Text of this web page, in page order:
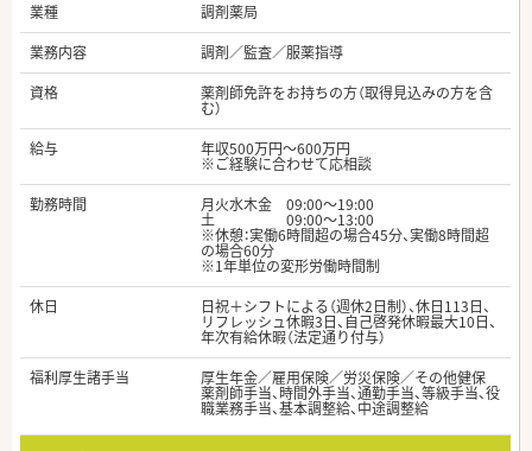
業種
調剤薬局
業務内容
調剤／監査／服薬指導
資格
薬剤師免許をお持ちの方（取得見込みの方を含
む）
給与
年収500万円～600万円
※ご経験に合わせて応相談
勤務時間
月火水木金 09:00～19:00
土 09:00～13:00
※休憩：実働6時間超の場合45分、実働8時間超
の場合60分
※1年単位の変形労働時間制
休日
日祝＋シフトによる（週休2日制）、休日113日、
リフレッシュ休暇3日、自己啓発休暇最大10日、
年次有給休暇（法定通り付与）
福利厚生諸手当
厚生年金／雇用保険／労災保険／その他健保
薬剤師手当、時間外手当、通勤手当、等級手当、役
職業務手当、基本調整給、中途調整給